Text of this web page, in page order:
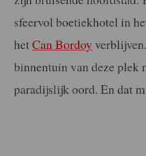
sfeervol boetiekhotel in
hetCan Bordoy
binnentuin van deze plek
paradijslijk oord. En dat